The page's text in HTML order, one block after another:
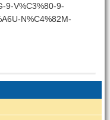
9-V%C3%80-9-
N%C4%82M-